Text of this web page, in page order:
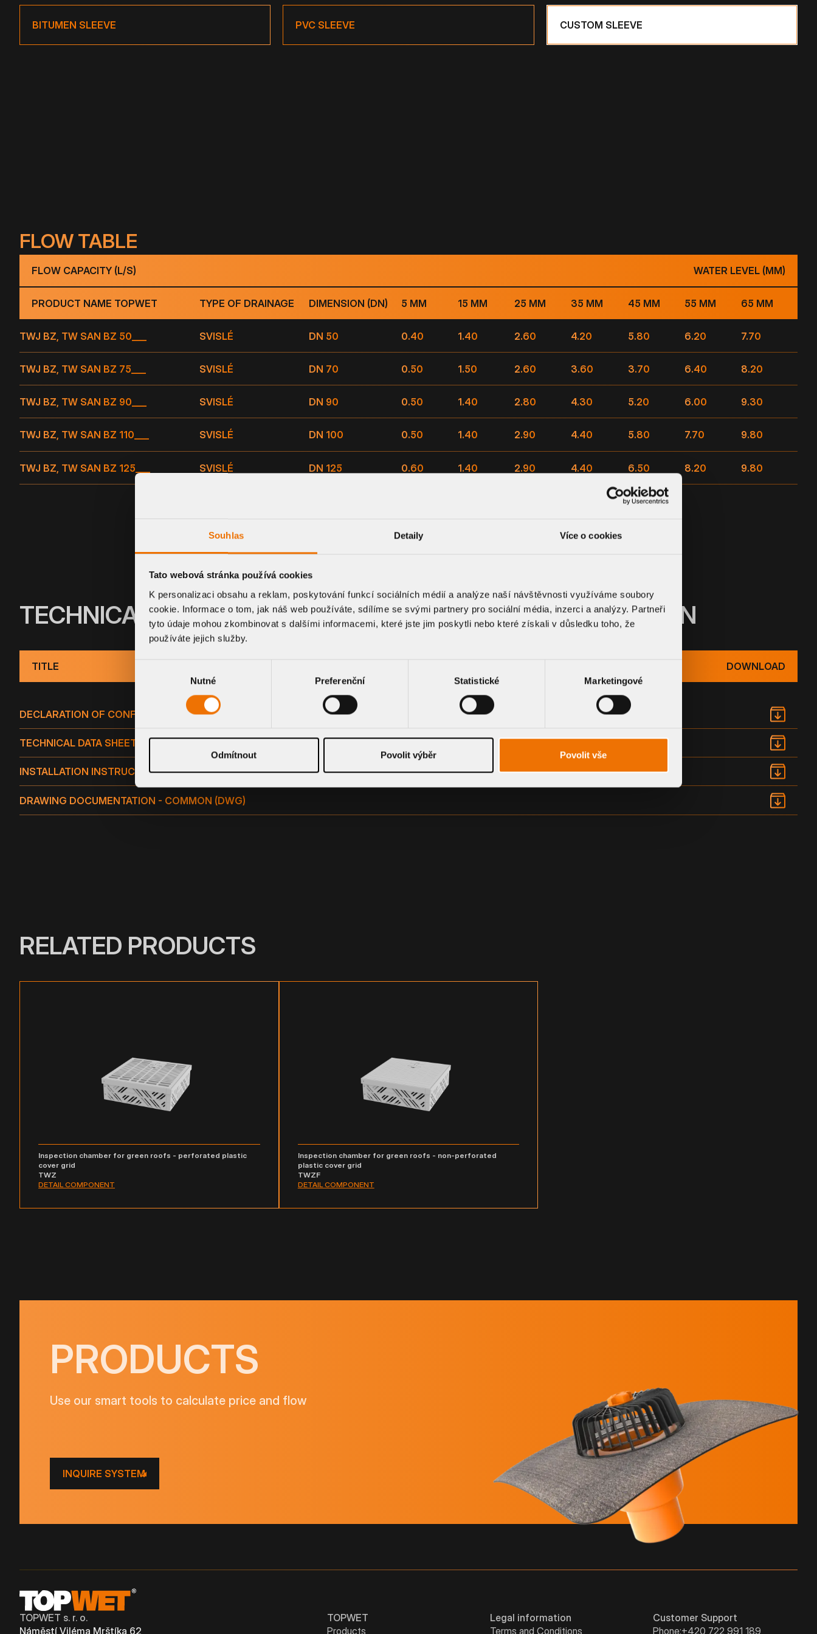
Souhlas Detaily Více o cookies
Tato webová stránka používá cookies
K personalizaci obsahu a reklam, poskytování funkcí sociálních médií a analýze naší návštěvnosti využíváme soubory
cookie. Informace o tom, jak náš web používáte, sdílíme se svými partnery pro sociální média, inzerci a analýzy. Partneři
tyto údaje mohou zkombinovat s dalšími informacemi, které jste jim poskytli nebo které získali v důsledku toho, že
používáte jejich služby.
souhlasu
Nutné Preferenční Statistické Marketingové
Odmítnout Povolit výběr Povolit vše
BITUMEN SLEEVE PVC SLEEVE CUSTOM SLEEVE
FLOW TABLE
FLOW CAPACITY (L/S) WATER LEVEL (MM)
PRODUCT NAME TOPWET TYPE OF DRAINAGE DIMENSION (DN) 5 MM 15 MM 25 MM 35 MM 45 MM 55 MM 65 MM
TWJ BZ, TW SAN BZ 50 SVISLÉ DN 50 0.40 1.40 2.60 4.20 5.80 6.20 7.70
TWJ BZ, TW SAN BZ 75 SVISLÉ DN 70 0.50 1.50 2.60 3.60 3.70 6.40 8.20
TWJ BZ, TW SAN BZ 90 SVISLÉ DN 90 0.50 1.40 2.80 4.30 5.20 6.00 9.30
TWJ BZ, TW SAN BZ 110 SVISLÉ DN 100 0.50 1.40 2.90 4.40 5.80 7.70 9.80
TWJ BZ, TW SAN BZ 125 SVISLÉ DN 125 0.60 1.40 2.90 4.40 6.50 8.20 9.80
TECHNICAL INFORMATION AND DRAWING DOCUMENTATION
TITLE DOWNLOAD
DECLARATION OF CONFORMITY
TECHNICAL DATA SHEET
INSTALLATION INSTRUCTIONS
DRAWING DOCUMENTATION - COMMON (DWG)
RELATED PRODUCTS
Inspection chamber for green roofs - perforated plastic
cover grid
TWZ
DETAIL COMPONENT
Inspection chamber for green roofs - non-perforated
plastic cover grid
TWZF
DETAIL COMPONENT
PRODUCTS
Use our smart tools to calculate price and flow
INQUIRE SYSTEM
TOPWET s. r. o.
Náměstí Viléma Mrštíka 62
Customer Support
Phone:+420 722 991 189
TOPWET
Products
Legal information
Terms and Conditions